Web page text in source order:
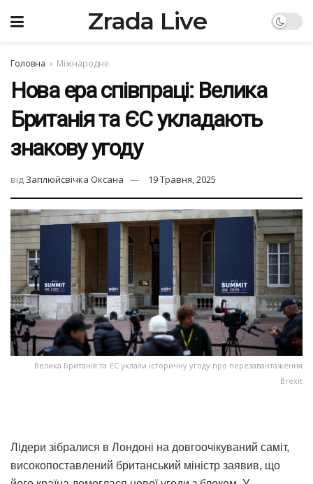
Zrada Live
Головна Міжнародне
Нова ера співпраці: Велика
Британія та ЄС укладають
знакову угоду
від Заплюйсвічка Оксана 19 Травня, 2025
Велика Британія та ЄС уклали історичну угоду про перезавантаження
Brexit
Лідери зібралися в Лондоні на довгоочікуваний саміт,
високопоставлений британський міністр заявив, що